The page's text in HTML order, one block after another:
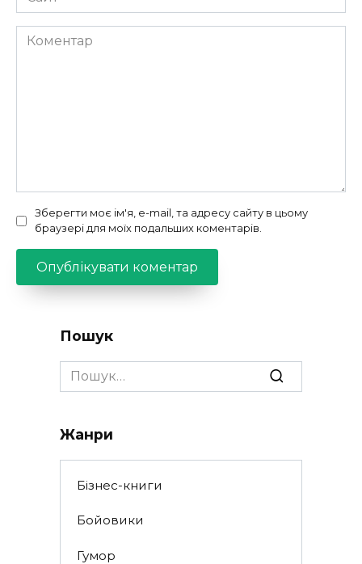
Коментар
Зберегти моє ім'я, e-mail, та адресу сайту в цьому
браузері для моїх подальших коментарів.
Пошук
Search
for:
Жанри
Бізнес-книги
Бойовики
Гумор